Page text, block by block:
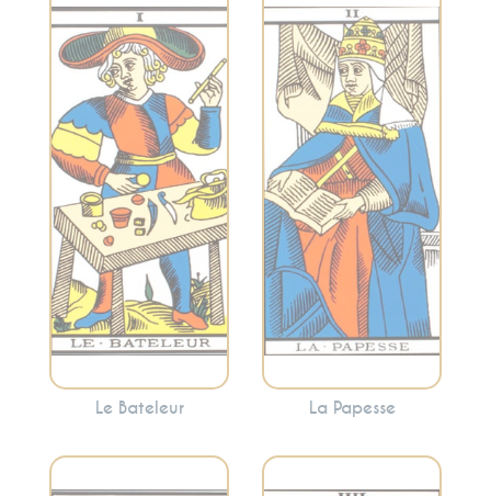
Représente la
créativité, le
potentiel inexploré
et les débuts. Le
Bateleur indique
une opportunité de
prendre des
mesures concrètes
pour réaliser vos
aspirations.
Le Bateleur
Symbolise la
connaissance
intérieure, la
sagesse féminine
et la réflexion
profonde. C’est un
appel à écouter
votre intuition et à
plonger dans les
mystères de votre
esprit.
La Papesse